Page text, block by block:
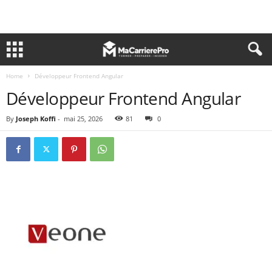
Home Développeur Frontend Angular
Développeur Frontend Angular
By Joseph Koffi - mai 25, 2026 81 0